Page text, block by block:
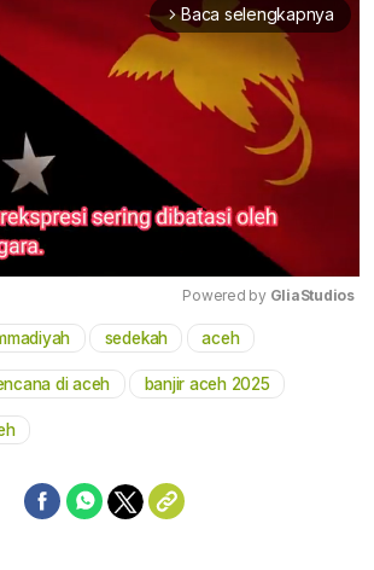
arrow_forward_ios Baca selengkapnya
Powered by GliaStudios
sedekah aceh
di aceh banjir aceh 2025